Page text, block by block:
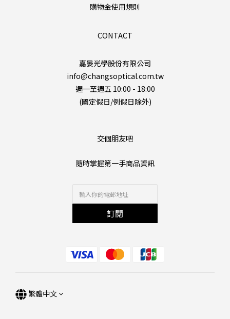
購物金使用規則
CONTACT
嘉晏光學股份有限公司
info@changsoptical.com.tw
週一至週五 10:00 - 18:00
(國定假日/例假日除外)
交個朋友吧
隨時掌握第一手商品資訊
訂閱
繁體中文